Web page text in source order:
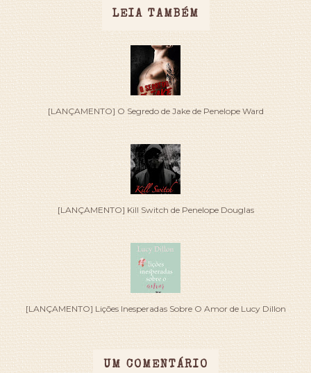
LEIA TAMBÉM
[LANÇAMENTO] O Segredo de Jake de Penelope Ward
[LANÇAMENTO] Kill Switch de Penelope Douglas
[LANÇAMENTO] Lições Inesperadas Sobre O Amor de Lucy Dillon
UM COMENTÁRIO